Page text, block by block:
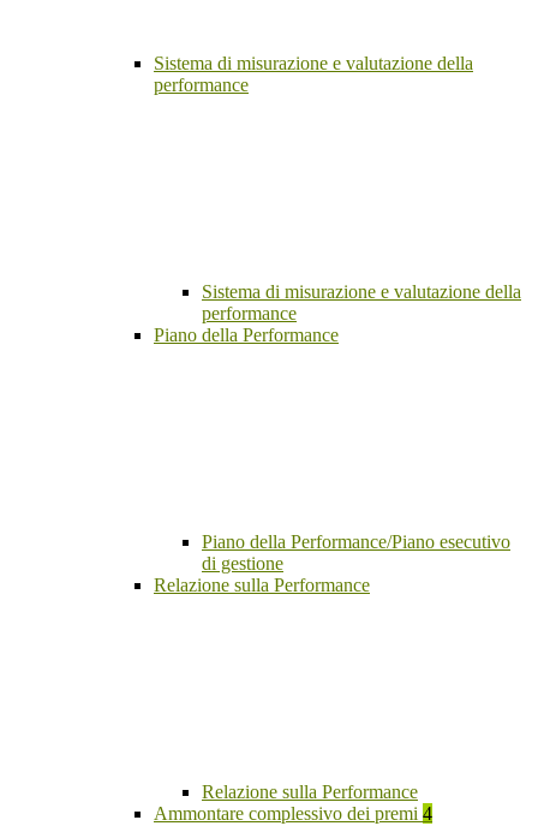
Sistema di misurazione e valutazione della
performance
Sistema di misurazione e valutazione della
performance
Piano della Performance
Piano della Performance/Piano esecutivo
di gestione
Relazione sulla Performance
Relazione sulla Performance
Ammontare complessivo dei premi 4